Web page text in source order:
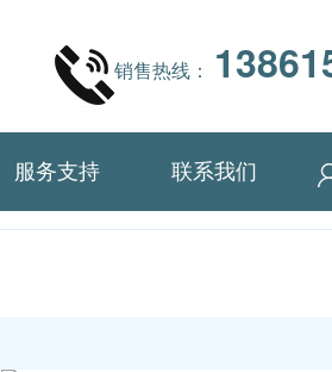
销售热线：
服务支持 联系我们